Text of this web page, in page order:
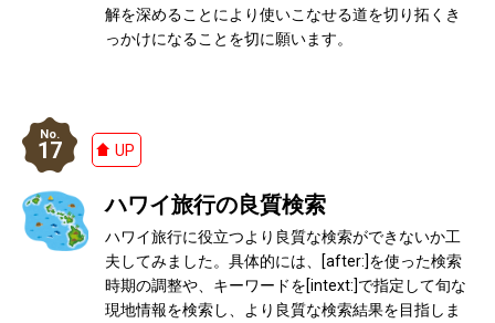
解を深めることにより使いこなせる道を切り拓くき
っかけになることを切に願います。
17 UP
ハワイ旅行の良質検索
ハワイ旅行に役立つより良質な検索ができないか工
夫してみました。具体的には、[after:]を使った検索
時期の調整や、キーワードを[intext:]で指定して旬な
現地情報を検索し、より良質な検索結果を目指しま